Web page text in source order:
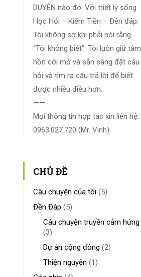
DUYÊN nào đó. Với triết lý sống
Học Hỏi – Kiếm Tiền – Đền đáp:
Tôi không sợ khi phải nói rằng
“Tôi không biết”. Tôi luôn giữ tâm
hồn cởi mở và sẵn sàng đặt câu
hỏi và tìm ra câu trả lời để biết
được nhiều điều hơn.
——-
Mọi thông tin hợp tác xin liên hệ:
0963.027.720 (Mr. Vinh)
CHỦ ĐỀ
Câu chuyện của tôi(5)
Đền Đáp (5)
Câu chuyện truyền cảm hứng
(3)
Dự án cộng đồng (2)
Thiện nguyện (1)